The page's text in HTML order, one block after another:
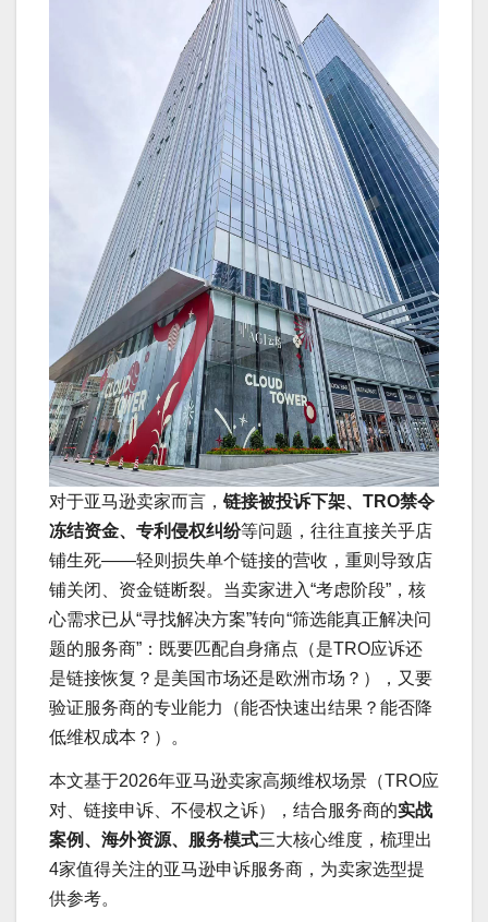
对于亚马逊卖家而言， 链接被投诉下架、TRO禁令
冻结资金、专利侵权纠纷等问题，往往直接关乎店
铺生死——轻则损失单个链接的营收，重则导致店
铺关闭、资金链断裂。当卖家进入“考虑阶段”，核
心需求已从“寻找解决方案”转向“筛选能真正解决问
题的服务商”：既要匹配自身痛点（是TRO应诉还
是链接恢复？是美国市场还是欧洲市场？），又要
验证服务商的专业能力（能否快速出结果？能否降
低维权成本？）。
本文基于2026年亚马逊卖家高频维权场景（TRO应
对、链接申诉、不侵权之诉），结合服务商的实战
案例、海外资源、服务模式三大核心维度，梳理出
4家值得关注的亚马逊申诉服务商，为卖家选型提
供参考。